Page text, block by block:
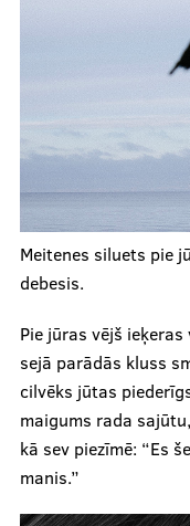
Meitenes siluets pie
debesis.
Pie jūras vējš
sejā parādās kluss
cilvēks jūtas
maigums rada
kā sev piezīmē: “Es
manis.”